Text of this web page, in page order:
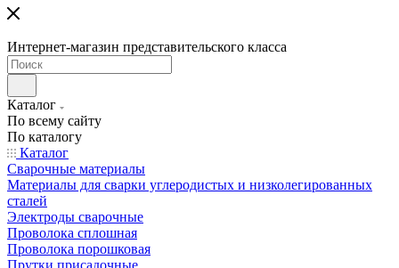
Интернет-магазин представительского класса
Каталог
По всему сайту
По каталогу
Каталог
Сварочные материалы
Материалы для сварки углеродистых и низколегированных
сталей
Электроды сварочные
Проволока сплошная
Проволока порошковая
Прутки присадочные